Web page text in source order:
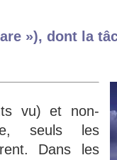
»), dont la
vu) et non-
seuls les
Dans les